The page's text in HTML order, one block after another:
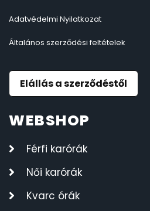
Adatvédelmi Nyilatkozat
Általános szerződési feltételek
Elállás a szerződéstől
WEBSHOP
Férfi karórák
Női karórák
Kvarc órák